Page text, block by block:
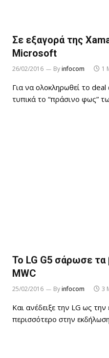
Σε εξαγορά της
Microsoft
26/02/2016 Byinfocom 1
Για να ολοκληρωθεί το
τυπικά το “πράσινο φως”
Το LG G5 σάρωσε τα
MWC
25/02/2016 Byinfocom 3
Και ανέδειξε την LG ως την
περισσότερο στην εκδήλωση